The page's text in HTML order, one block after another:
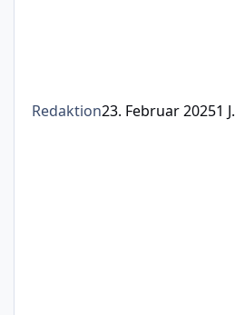
Redaktion23. Februar 20251 J.